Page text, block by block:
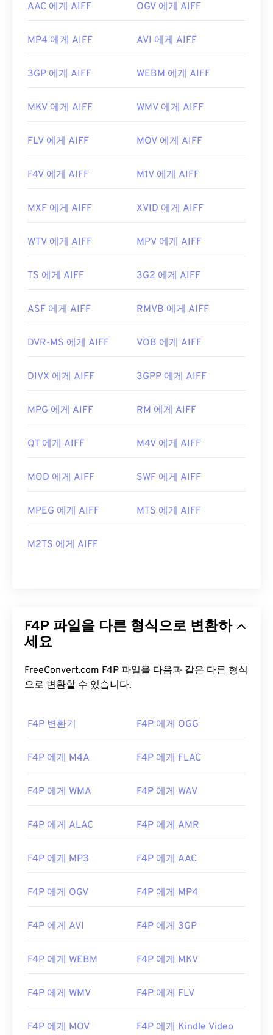
AAC 에게 AIFF OGV 에게 AIFF
MP4 에게 AIFF AVI 에게 AIFF
3GP 에게 AIFF WEBM 에게 AIFF
MKV 에게 AIFF WMV 에게 AIFF
FLV 에게 AIFF MOV 에게 AIFF
F4V 에게 AIFF M1V 에게 AIFF
MXF 에게 AIFF XVID 에게 AIFF
WTV 에게 AIFF MPV 에게 AIFF
TS 에게 AIFF 3G2 에게 AIFF
ASF 에게 AIFF RMVB 에게 AIFF
DVR-MS 에게 AIFF VOB 에게 AIFF
DIVX 에게 AIFF 3GPP 에게 AIFF
MPG 에게 AIFF RM 에게 AIFF
QT 에게 AIFF M4V 에게 AIFF
MOD 에게 AIFF SWF 에게 AIFF
MPEG 에게 AIFF MTS 에게 AIFF
M2TS 에게 AIFF
F4P 파일을 다른 형식으로 변환하
세요
FreeConvert.com F4P 파일을 다음과 같은 다른 형식
으로 변환할 수 있습니다.
F4P 변환기 F4P 에게 OGG
F4P 에게 M4A F4P 에게 FLAC
F4P 에게 WMA F4P 에게 WAV
F4P 에게 ALAC F4P 에게 AMR
F4P 에게 MP3 F4P 에게 AAC
F4P 에게 OGV F4P 에게 MP4
F4P 에게 AVI F4P 에게 3GP
F4P 에게 WEBM F4P 에게 MKV
F4P 에게 WMV F4P 에게 FLV
F4P 에게 MOV F4P 에게 Kindle Video